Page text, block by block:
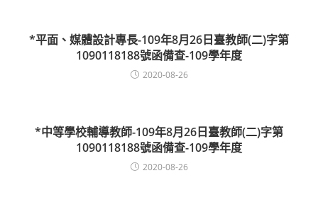
*平面、媒體設計專長-109年8月26日臺教師(二)字第
1090118188號函備查-109學年度
2020-08-26
*中等學校輔導教師-109年8月26日臺教師(二)字第
1090118188號函備查-109學年度
2020-08-26